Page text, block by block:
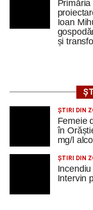
precum pavajul din
Clădirile
ample de
identificat degradări
elementelor din lemn
parțială a șurii.
De asemenea,
punct de vedere
instalațiilor
modernizarea
Ioan
și
ŞTIRI DIN
Femeie
în
mg/l
ŞTIRI DIN
Intervin